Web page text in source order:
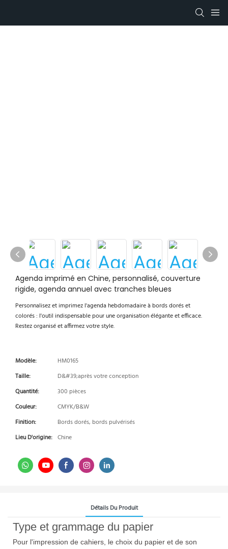
Agenda imprimé en Chine, personnalisé, couverture
rigide, agenda annuel avec tranches bleues
Personnalisez et imprimez l'agenda hebdomadaire à bords dorés et
colorés : l'outil indispensable pour une organisation élégante et efficace.
Restez organisé et affirmez votre style.
Modèle:
HM0165
Taille:
D&#39;après votre conception
Quantité:
300 pièces
Couleur:
CMYK/B&W
Finition:
Bords dorés, bords pulvérisés
Lieu D'origine: Chine
Détails Du Produit
Type et grammage du papier
Pour l'impression de cahiers, le choix du papier et de son